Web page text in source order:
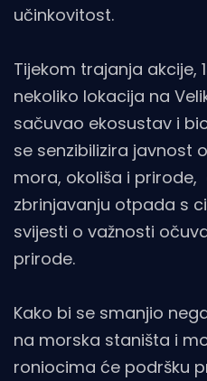
učinkovitost.
Tijekom trajanja akcije,
nekoliko lokacija na
sačuvao ekosustav i
se senzibilizira javnost
mora, okoliša i
zbrinjavanju otpada s
svijesti o važnosti
prirode.
Kako bi se smanjio
na morska staništa i
roniocima će podršku